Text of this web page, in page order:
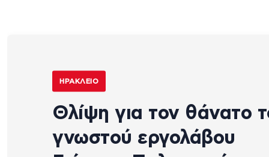
ΗΡΆΚΛΕΙΟ
Θλίψη για τον θάνατο
γνωστού εργολάβου